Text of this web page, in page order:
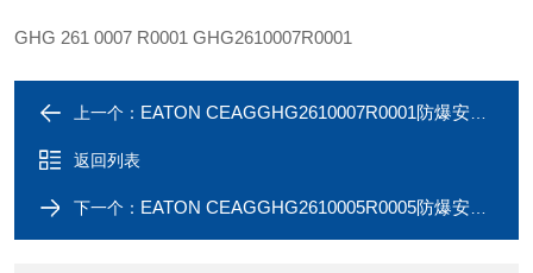
GHG 261 0007 R0001 GHG2610007R0001
上一个： EATON CEAGGHG2610007R0001防爆安全开关
返回列表
下一个： EATON CEAGGHG2610005R0005防爆安全开关